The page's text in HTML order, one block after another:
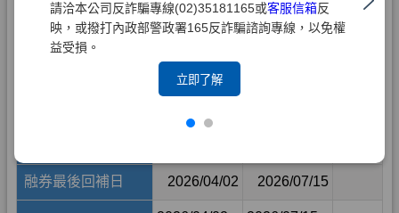
請洽本公司反詐騙專線(02)35181165或客服信箱反
映，或撥打內政部警政署165反詐騙諮詢專線，以免權
益受損。
立即了解